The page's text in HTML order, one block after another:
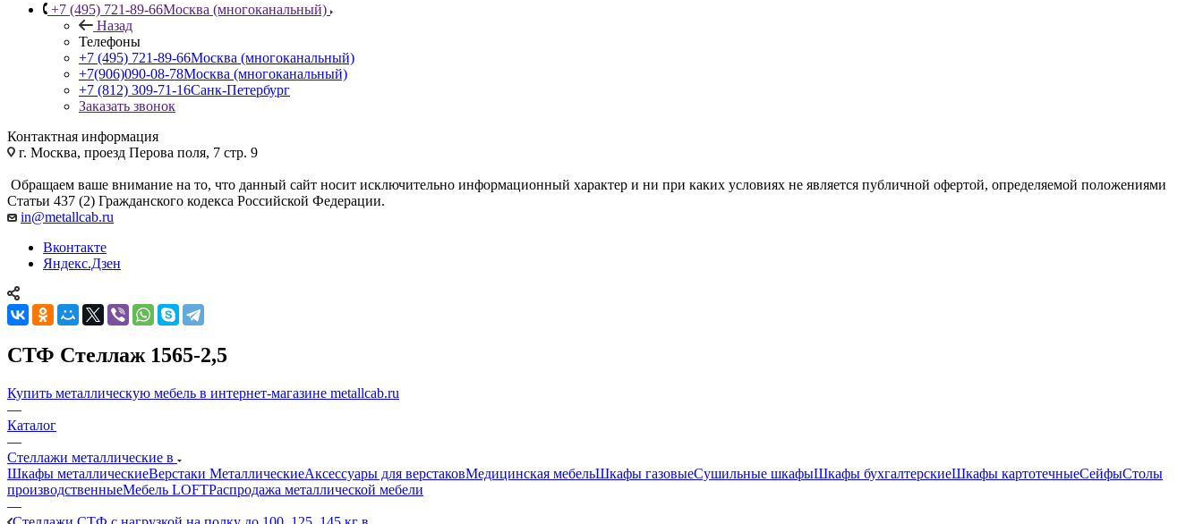
+7 (495) 721-89-66Москва (многоканальный)
Назад
Телефоны
+7 (495) 721-89-66Москва (многоканальный)
+7(906)090-08-78Москва (многоканальный)
+7 (812) 309-71-16Санк-Петербург
Заказать звонок
Контактная информация
г. Москва, проезд Перова поля, 7 стр. 9
Обращаем ваше внимание на то, что данный сайт носит исключительно информационный характер и ни при каких условиях не является публичной офертой, определяемой положениями
Статьи 437 (2) Гражданского кодекса Российской Федерации.
in@metallcab.ru
Вконтакте
Яндекс.Дзен
СТФ Стеллаж 1565-2,5
Купить металлическую мебель в интернет-магазине metallcab.ru
—
Каталог
—
Стеллажи металлические в
Шкафы металлическиеВерстаки МеталлическиеАксессуары для верстаковМедицинская мебельШкафы газовыеСушильные шкафыШкафы бухгалтерскиеШкафы картотечныеСейфыСтолы
производственныеМебель LOFTРаспродажа металлической мебели
—